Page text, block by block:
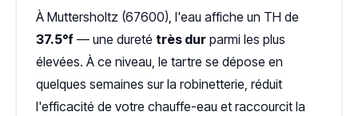
À Muttersholtz (67600), l'eau affiche un TH de
37.5°f — une dureté très dur parmi les plus
élevées. À ce niveau, le tartre se dépose en
quelques semaines sur la robinetterie, réduit
l'efficacité de votre chauffe-eau et raccourcit la